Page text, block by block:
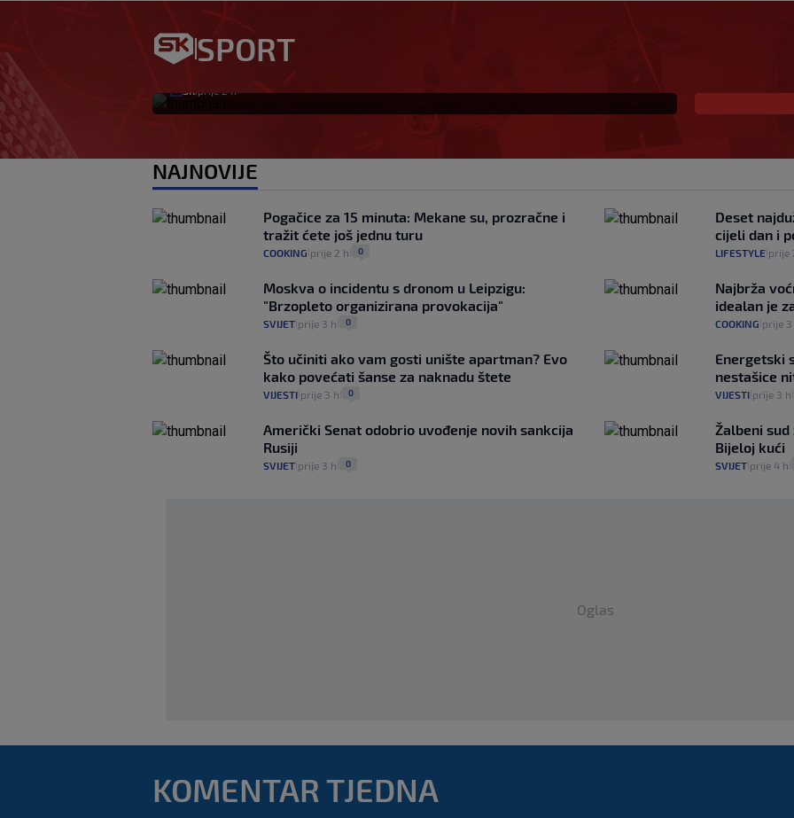
SPORT
slobodan igrač: Boban je upravo to i
htio, ali…
SK prije 2 h
NAJNOVIJE
Pogačice za 15 minuta: Mekane su, prozračne i
tražit ćete još jednu turu
COOKING prije 2 h 0
Deset
cijeli dan i
LIFESTYLE prije
Moskva o incidentu s dronom u Leipzigu:
"Brzopleto organizirana provokacija"
SVIJET prije 3 h 0
Najbrža
idealan je
COOKING prije 3
Što učiniti ako vam gosti unište apartman? Evo
kako povećati šanse za naknadu štete
VIJESTI prije 3 h 0
Energetski
nestašice
VIJESTI prije 3 h
Američki Senat odobrio uvođenje novih sankcija
Rusiji
SVIJET prije 3 h 0
Žalbeni
Bijeloj kući
SVIJET prije 4 h
Oglas
KOMENTAR TJEDNA